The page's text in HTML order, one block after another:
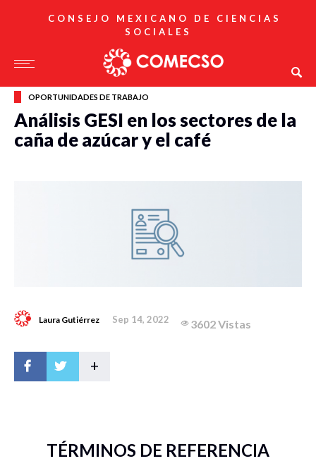
CONSEJO MEXICANO DE CIENCIAS
SOCIALES
OPORTUNIDADES DE TRABAJO
Análisis GESI en los sectores de la
caña de azúcar y el café
Laura Gutiérrez Sep 14, 2022 3602 Vistas
+
TÉRMINOS DE REFERENCIA